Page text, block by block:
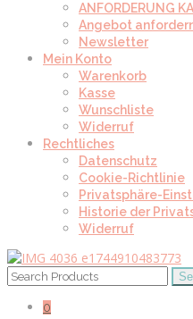
ANFORDERUNG
Angebot
Newsletter
Mein Konto
Warenkorb
Kasse
Wunschliste
Widerruf
Rechtliches
Datenschutz
Cookie-Richtlinie
Privatsphäre-
Historie der
Widerruf
0